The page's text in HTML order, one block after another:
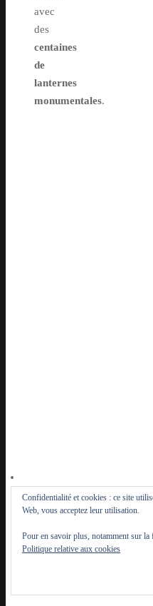
avec
des
centaines
de
lanternes
monumentales.
Confidentialité et cookies : ce site
Web, vous acceptez leur utilisation.
Pour en savoir plus, notamment sur
Politique relative aux cookies